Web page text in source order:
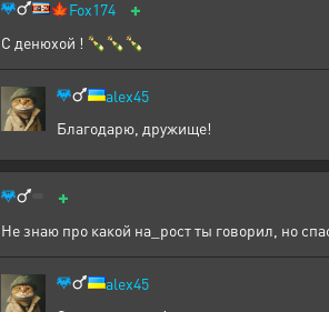
🍁Fox174 +
С денюхой ! 🍾🍾🍾
alex45
Благодарю, дружище!
+
Не знаю про какой на_рост ты говорил, но
alex45